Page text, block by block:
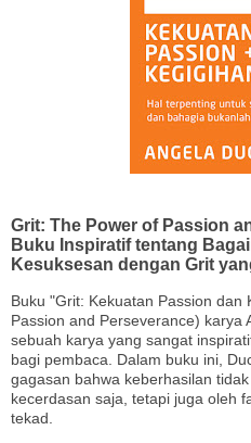
Grit: The Power of Passion
Buku Inspiratif tentang
Kesuksesan dengan Grit
Buku "Grit: Kekuatan Passion
Passion and Perseverance) karya
sebuah karya yang sangat
bagi pembaca. Dalam buku ini,
gagasan bahwa keberhasilan
kecerdasan saja, tetapi juga oleh
tekad.